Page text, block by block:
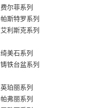
费尔菲系列
帕斯特罗系列
艾利斯克系列
绮美石系列
铸铁台盆系列
英珀丽系列
帕弗丽系列